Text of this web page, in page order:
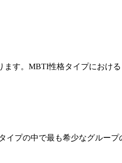
す。MBTI性格タイプにおけ
プの中で最も希少なグルー